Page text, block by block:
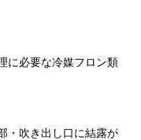
に必要な冷媒フロン類
・吹き出し口に結露が